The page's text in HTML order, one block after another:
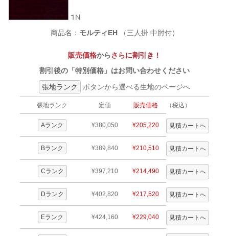
商品名： モルティEH（三人掛 中肘付）
販売価格からさらに割引き！
割引後の「特別価格」はお問い合わせください
張地ランク
ボタンから選べる生地のページへ
張地ランク 定価 販売価格 （税込）
Aランク ¥380,050 ¥205,220
Bランク ¥389,840 ¥210,510
Cランク ¥397,210 ¥214,490
Dランク ¥402,820 ¥217,520
Eランク ¥424,160 ¥229,040